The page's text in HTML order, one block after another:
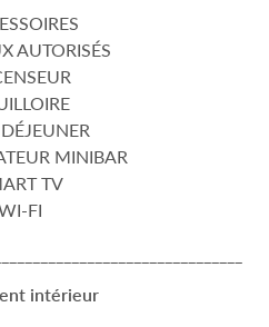
AUTORISÉS
MINIBAR
TV
FI
intérieur